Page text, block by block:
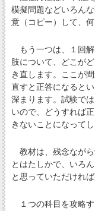
模擬問題などいろん
意（コピー）して、
もう一つは、１回解
肢について、どこが
き直します。ここが
直すと正答になると
深まります。試験で
いので、どうすれば
きないことになってし
教材は、残念ながら
とはたしかで、いろ
と思っていただけれ
１つの科目を攻略す